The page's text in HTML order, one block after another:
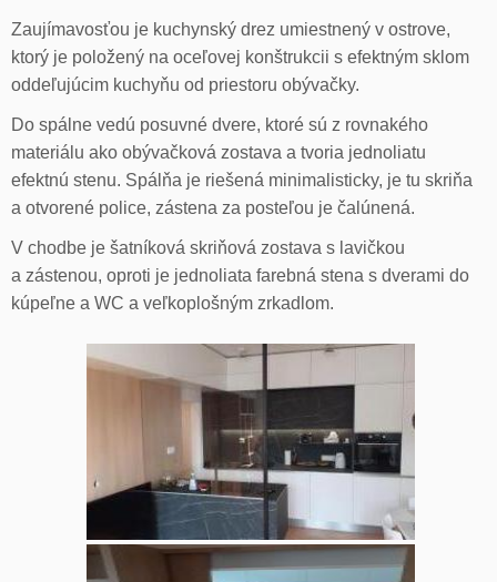
Zaujímavosťou je kuchynský drez umiestnený v ostrove,
ktorý je položený na oceľovej konštrukcii s efektným sklom
oddeľujúcim kuchyňu od priestoru obývačky.
Do spálne vedú posuvné dvere, ktoré sú z rovnakého
materiálu ako obývačková zostava a tvoria jednoliatu
efektnú stenu. Spálňa je riešená minimalisticky, je tu skriňa
a otvorené police, zástena za posteľou je čalúnená.
V chodbe je šatníková skriňová zostava s lavičkou
a zástenou, oproti je jednoliata farebná stena s dverami do
kúpeľne a WC a veľkoplošným zrkadlom.